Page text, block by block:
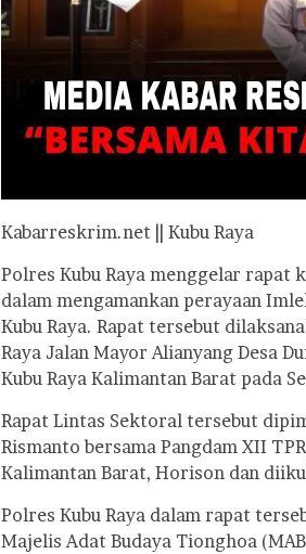
Kabarreskrim.net || Kubu Raya
Polres Kubu Raya menggelar rapat
dalam mengamankan perayaan
Kubu Raya. Rapat tersebut
Raya Jalan Mayor Alianyang Desa
Kubu Raya Kalimantan Barat pada
Rapat Lintas Sektoral tersebut
Rismanto bersama Pangdam XII
Kalimantan Barat, Horison dan
Polres Kubu Raya dalam rapat
Majelis Adat Budaya Tionghoa